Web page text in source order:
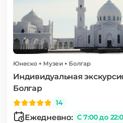
Юнеско Музеи Болгар
Индивидуальная
Болгар
14
Ежедневно: С 7:00 до